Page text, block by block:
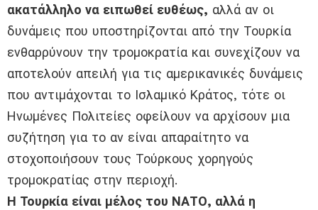
ακατάλληλο να ειπωθεί ευθέως, αλλά αν οι
δυνάμεις που υποστηρίζονται από την Τουρκία
ενθαρρύνουν την τρομοκρατία και συνεχίζουν να
αποτελούν απειλή για τις αμερικανικές δυνάμεις
που αντιμάχονται το Ισλαμικό Κράτος, τότε οι
Ηνωμένες Πολιτείες οφείλουν να αρχίσουν μια
συζήτηση για το αν είναι απαραίτητο να
στοχοποιήσουν τους Τούρκους χορηγούς
τρομοκρατίας στην περιοχή.
Η Τουρκία είναι μέλος του ΝΑΤΟ, αλλά η